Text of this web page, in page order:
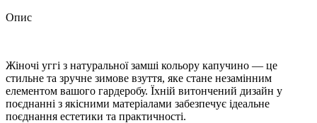
Опис
Жіночі уггі з натуральної замші кольору капучино — це
стильне та зручне зимове взуття, яке стане незамінним
елементом вашого гардеробу. Їхній витончений дизайн у
поєднанні з якісними матеріалами забезпечує ідеальне
поєднання естетики та практичності.